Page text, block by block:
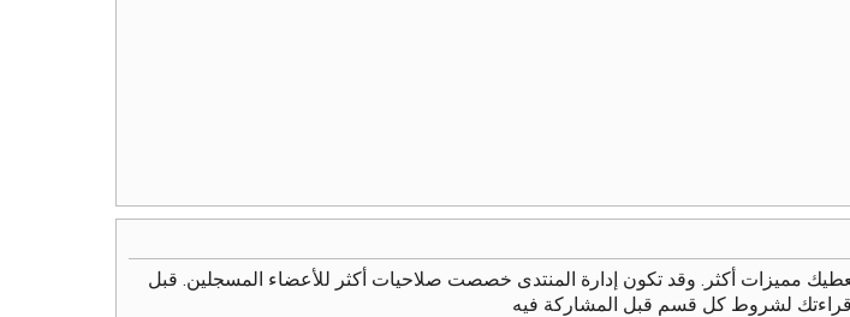
مميزات أكثر. وقد تكون إدارة المنتدى خصصت صلاحيات أكثر للأعضاء المسجلين. قبل
قراءتك لشروط كل قسم قبل المشاركة فيه